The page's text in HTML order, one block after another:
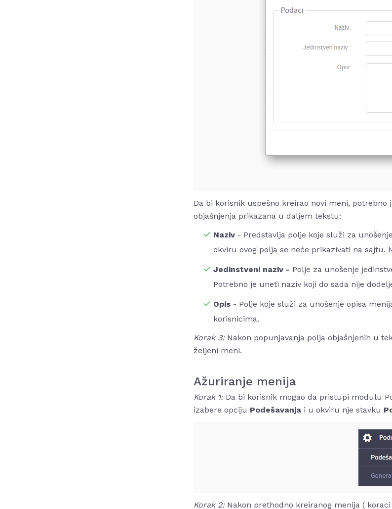
Da bi korisnik uspešno kreirao novi meni,
objašnjenja prikazana u daljem tekstu:
Naziv - Predstavlja polje koje služi za
okviru ovog polja se neće prikazivati na
Jedinstveni naziv - Polje za unošenje
Potrebno je uneti naziv koji do sada nije
Opis - Polje koje služi za unošenje opisa
korisnicima.
Korak 3: Nakon popunjavanja polja objašnjenih u
željeni meni.
Ažuriranje menija
Korak 1: Da bi korisnik mogao da pristupi modulu
izabere opciju Podešavanja i u okviru nje stavku
Korak 2: Nakon prethodno kreiranog menija (